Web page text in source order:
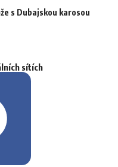
s Dubajskou karosou
sítích